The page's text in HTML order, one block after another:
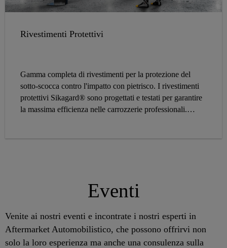
Rivestimenti Protettivi
Gamma completa di rivestimenti per la protezione del
sotto-scocca contro l'impatto con pietrisco. I rivestimenti
protettivi Sikagard® sono progettati e testati per garantire
la massima efficienza nelle carrozzerie professionali.
Eventi
Venite ai nostri eventi e incontrate i nostri esperti in
Aftermarket Automobilistico, che possono offrirvi non
solo la loro esperienza ma anche una consulenza sulla